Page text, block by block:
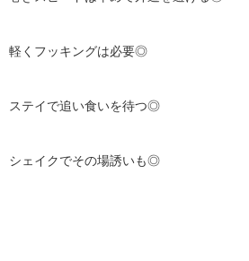
軽くフッキングは必要◎
ステイで追い食いを待つ◎
シェイクでその場誘いも◎